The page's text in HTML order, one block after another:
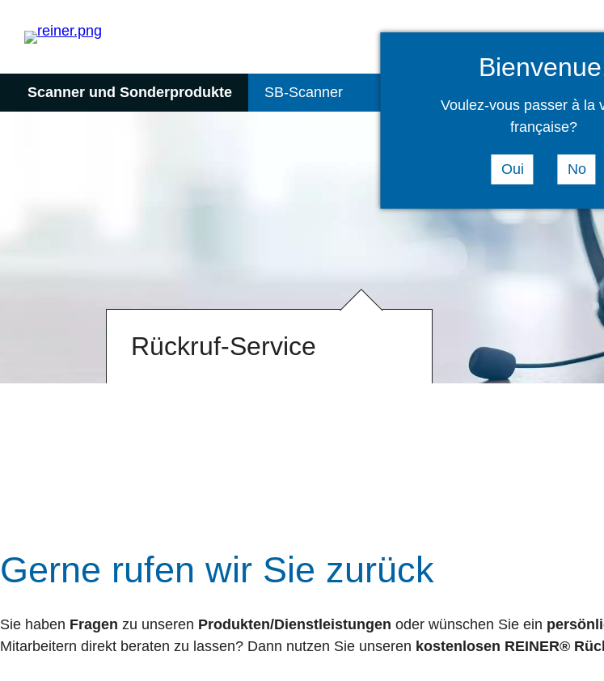
Scanner und Sonderprodukte SB-Scanner
Rückruf-Service
Gerne rufen wir Sie zurück
Sie haben Fragen zu unseren Produkten/Dienstleistungen oder wünschen Sie ein
Mitarbeitern direkt beraten zu lassen? Dann nutzen Sie unseren kostenlosen REINER®
Voulez-vous passer à la
française?
Oui No